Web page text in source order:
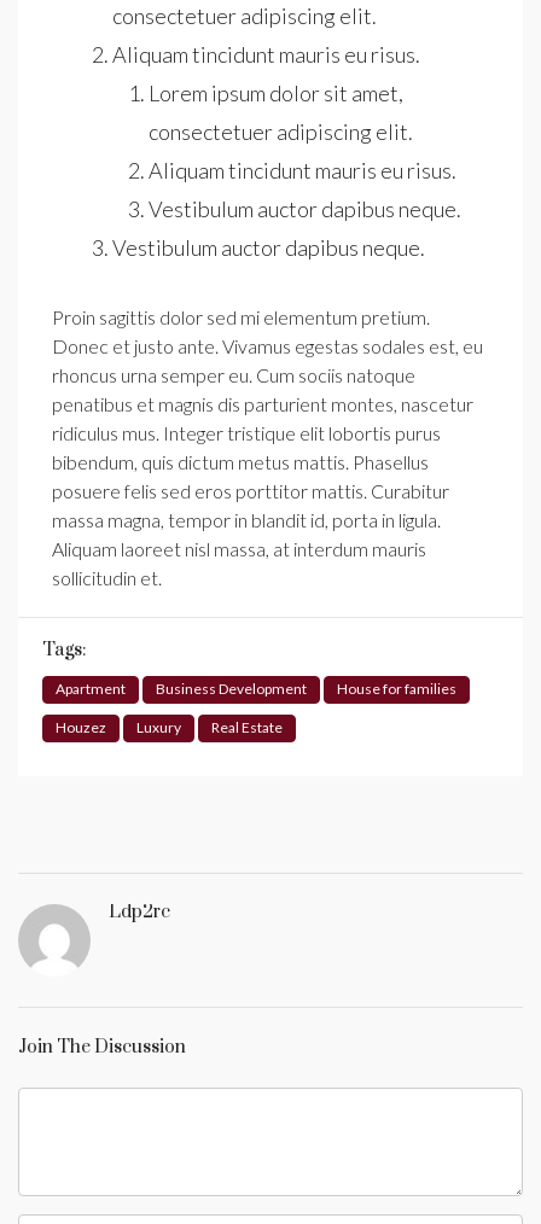
consectetuer adipiscing elit.
Aliquam tincidunt mauris eu risus.
Lorem ipsum dolor sit amet,
consectetuer adipiscing elit.
Aliquam tincidunt mauris eu risus.
Vestibulum auctor dapibus neque.
Vestibulum auctor dapibus neque.
Proin sagittis dolor sed mi elementum pretium.
Donec et justo ante. Vivamus egestas sodales est, eu
rhoncus urna semper eu. Cum sociis natoque
penatibus et magnis dis parturient montes, nascetur
ridiculus mus. Integer tristique elit lobortis purus
bibendum, quis dictum metus mattis. Phasellus
posuere felis sed eros porttitor mattis. Curabitur
massa magna, tempor in blandit id, porta in ligula.
Aliquam laoreet nisl massa, at interdum mauris
sollicitudin et.
Tags:
Apartment Business Development House for families
Houzez Luxury Real Estate
Ldp2rc
Join The Discussion